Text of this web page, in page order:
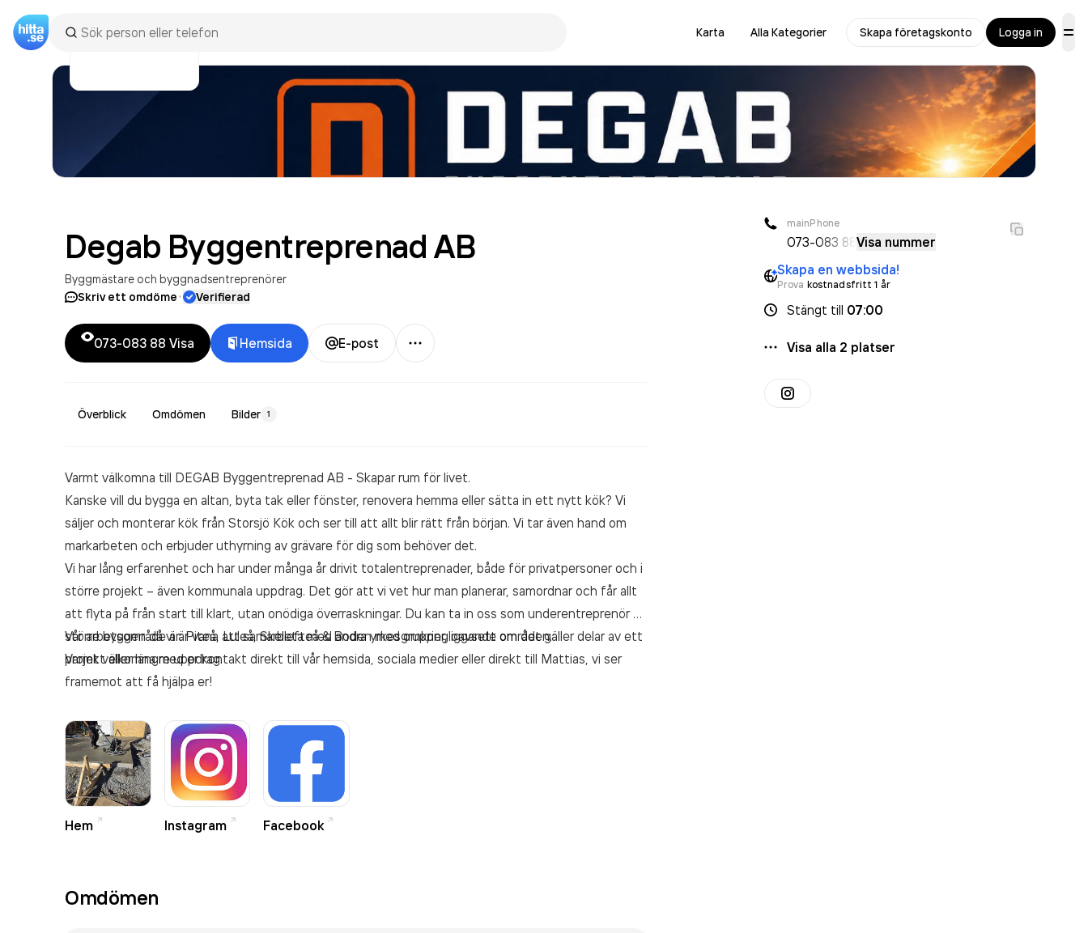
Karta Alla Kategorier Skapa företagskonto Logga in
Degab Byggentreprenad AB
Byggmästare och byggnadsentreprenörer
Skriv ett omdöme· Verifierad
073-083 88 Visa Hemsida E-post
Mer
Överblick Omdömen Bilder 1
Varmt välkomna till DEGAB Byggentreprenad AB - Skapar rum för livet.
Kanske vill du bygga en altan, byta tak eller fönster, renovera hemma eller sätta in ett nytt kök? Vi
säljer och monterar kök från Storsjö Kök och ser till att allt blir rätt från början. Vi tar även hand om
markarbeten och erbjuder uthyrning av grävare för dig som behöver det.
Vi har lång erfarenhet och har under många år drivit totalentreprenader, både för privatpersoner och i
större projekt – även kommunala uppdrag. Det gör att vi vet hur man planerar, samordnar och får allt
att flyta på från start till klart, utan onödiga överraskningar. Du kan ta in oss som underentreprenör på
större byggen då vi är vana att samarbeta med andra yrkesgrupper, oavsett om det gäller delar av ett
projekt eller längre uppdrag.
Vår arbetsområde är: Piteå, Luleå, Skellefteå & Boden med omkringliggande områden.
Varmt välkomna med er kontakt direkt till vår hemsida, sociala medier eller direkt till Mattias, vi ser
framemot att få hjälpa er!
Hem Instagram Facebook
Omdömen
mainPhone
073-083 88 Visa nummer
Skapa en webbsida!
Prova kostnadsfritt 1 år
Stängt till 07:00
Visa alla 2 platser